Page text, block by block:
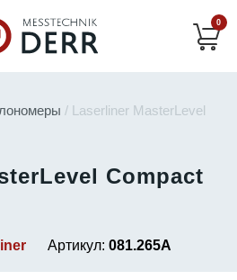
0
/ Laserliner MasterLevel
Compact
Артикул: 081.265A